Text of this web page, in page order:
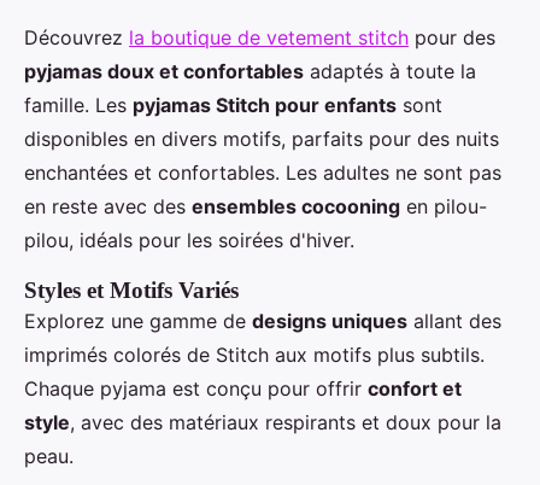
Découvrez la boutique de vetement stitch pour des
pyjamas doux et confortables adaptés à toute la
famille. Les pyjamas Stitch pour enfants sont
disponibles en divers motifs, parfaits pour des nuits
enchantées et confortables. Les adultes ne sont pas
en reste avec des ensembles cocooning en pilou-
pilou, idéals pour les soirées d'hiver.
Styles et Motifs Variés
Explorez une gamme de designs uniques allant des
imprimés colorés de Stitch aux motifs plus subtils.
Chaque pyjama est conçu pour offrir confort et
style, avec des matériaux respirants et doux pour la
peau.